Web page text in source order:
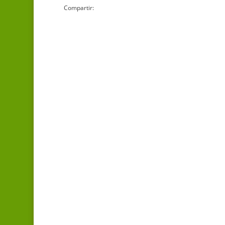
Compartir: